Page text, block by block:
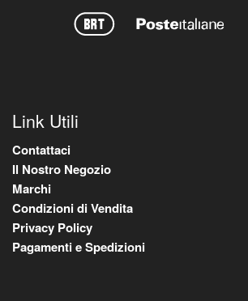
Link Utili
Contattaci
Il Nostro Negozio
Marchi
Condizioni di Vendita
Privacy Policy
Pagamenti e Spedizioni